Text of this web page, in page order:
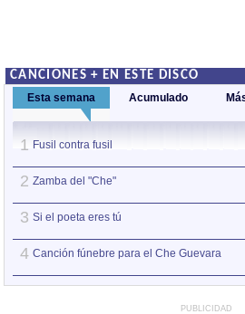
CANCIONES + EN ESTE DISCO
Esta semana Acumulado
1 Fusil contra fusil
2 Zamba del "Che"
3 Si el poeta eres tú
4 Canción fúnebre para el Che Guevara
PUBLICIDAD